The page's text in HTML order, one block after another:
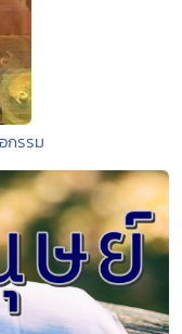
กรรม